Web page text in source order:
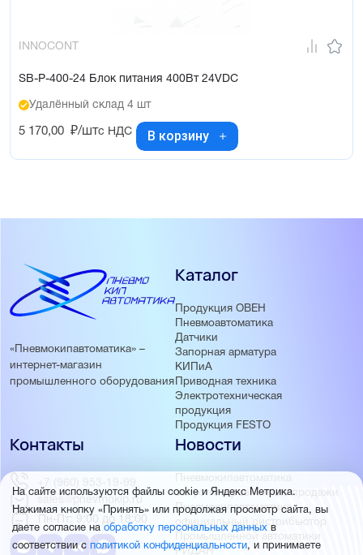
INNOCONT
SB-P-400-24 Блок питания 400Вт 24VDC
Удалённый склад 4 шт
5 170,00 ₽/штс НДС В корзину
«Пневмокипавтоматика» –
интернет-магазин
промышленного оборудования
Каталог
Продукция ОВЕН
Пневмоавтоматика
Датчики
Запорная арматура
КИПиА
Приводная техника
Электротехническая
продукция
Продукция FESTO
Новости
Пневмокипавтоматика
запустила розничные продажи
Пневмокипавтоматика –
официальный дистрибьютор
Промышленной автоматики
РИДАН
Контакты
+7 (960) 953-19-99
sales@pnevmokip.ru
Пн-Пт: 9:00 до 18:00
На сайте используются файлы cookie и Яндекс Метрика.
Нажимая кнопку «Принять» или продолжая просмотр сайта, вы
даете согласие наобработку персональных данных в
соответствии с политикой конфиденциальности, и принимаете